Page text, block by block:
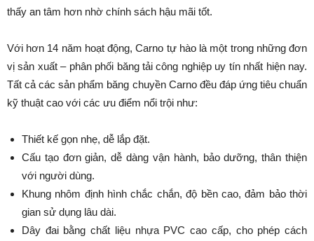
thấy an tâm hơn nhờ chính sách hậu mãi tốt.
Với hơn 14 năm hoạt động, Carno tự hào là một trong những đơn
vị sản xuất – phân phối băng tải công nghiệp uy tín nhất hiện nay.
Tất cả các sản phẩm băng chuyền Carno đều đáp ứng tiêu chuẩn
kỹ thuật cao với các ưu điểm nổi trội như:
Thiết kế gọn nhẹ, dễ lắp đặt.
Cấu tạo đơn giản, dễ dàng vận hành, bảo dưỡng, thân thiện
với người dùng.
Khung nhôm định hình chắc chắn, độ bền cao, đảm bảo thời
gian sử dụng lâu dài.
Dây đai bằng chất liệu nhựa PVC cao cấp, cho phép cách